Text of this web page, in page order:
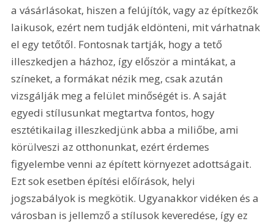
a vásárlásokat, hiszen a felújítók, vagy az építkezők
laikusok, ezért nem tudják eldönteni, mit várhatnak
el egy tetőtől. Fontosnak tartják, hogy a tető
illeszkedjen a házhoz, így először a mintákat, a
színeket, a formákat nézik meg, csak azután
vizsgálják meg a felület minőségét is. A saját
egyedi stílusunkat megtartva fontos, hogy
esztétikailag illeszkedjünk abba a miliőbe, ami
körülveszi az otthonunkat, ezért érdemes
figyelembe venni az épített környezet adottságait.
Ezt sok esetben építési előírások, helyi
jogszabályok is megkötik. Ugyanakkor vidéken és a
városban is jellemző a stílusok keveredése, így ez